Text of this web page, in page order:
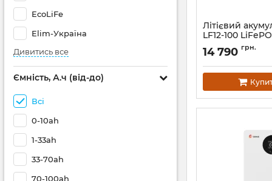
EcoLiFe
Elim-Україна
Дивитись все
Ємність, А.ч (від-до)
Всі
0-10ah
1-33ah
33-70ah
70-100ah
Літієвий
LF12-100
Артикул: АН010594
14 790 грн.